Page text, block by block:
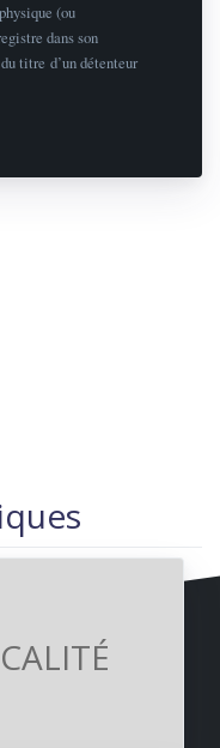
(ou
dans son
titre d’un détenteur